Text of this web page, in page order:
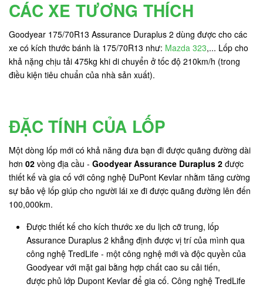
CÁC XE TƯƠNG THÍCH
Goodyear 175/70R13 Assurance Duraplus 2 dùng được cho các
xe có kích thước bánh là 175/70R13 như: Mazda 323,... Lốp cho
khả nặng chịu tải 475kg khi di chuyển ở tốc độ 210km/h (trong
điều kiện tiêu chuẩn của nhà sản xuất).
ĐẶC TÍNH CỦA LỐP
Một dòng lốp mới có khả năng đưa bạn đi được quãng đường dài
hơn 02 vòng địa cầu - Goodyear Assurance Duraplus 2 được
thiết kế và gia cố với công nghệ DuPont Kevlar nhằm tăng cường
sự bảo vệ lốp giúp cho người lái xe đi được quãng đường lên đến
100,000km.
Được thiết kế cho kích thước xe du lịch cỡ trung, lốp
Assurance Duraplus 2 khẳng định được vị trí của mình qua
công nghệ TredLife - một công nghệ mới và độc quyền của
Goodyear với mặt gai bằng hợp chất cao su cải tiến,
được phủ lớp Dupont Kevlar để gia cố. Công nghệ TredLife